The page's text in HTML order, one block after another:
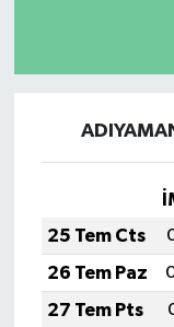
25 Tem Cts
26 Tem Paz
27 Tem Pts